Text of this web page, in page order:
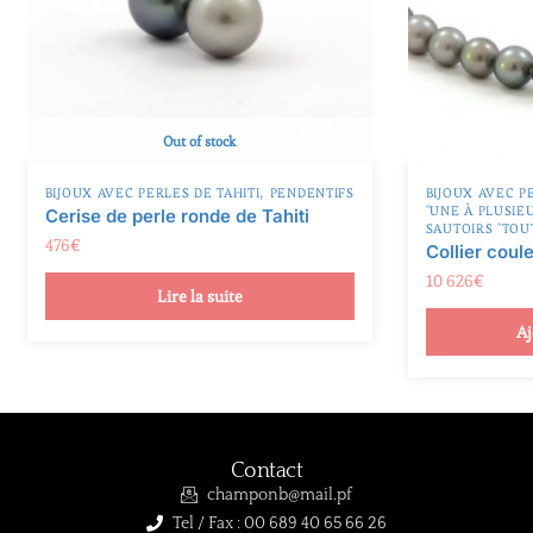
Out of stock
BIJOUX AVEC PERLES DE TAHITI, PENDENTIFS
Cerise de perle ronde de Tahiti
476€
Lire la suite
BIJOUX AVEC
"UNE À
SAUTOIRS
Collier
10 626€
Contact
champonb@mail.pf
Tel / Fax : 00 689 40 65 66 26